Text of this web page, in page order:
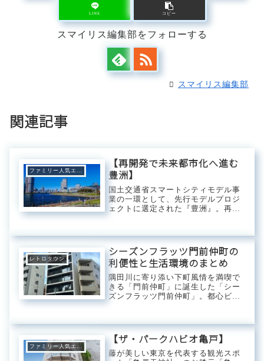
LINE コピー
スマイリス編集部をフォローする
スマイリス編集部
関連記事
ファミリー人気エリア
【再開発で未来都市化へ進む
豊洲】
国土交通省スマートシティモデル事
業の一環として、先行モデルプロジ
ェクトに選定された『豊洲』。再開
み。データを駆使したストレスフリ
ーな交通網やスマートな生活の基盤
となるキャッシュ...
レトロタウン
シーズンフラッツ門前仲町の
利便性と生活環境のまとめ
隅田川に寄り添い下町風情を満喫で
きる「門前仲町」に誕生した「シー
ズンフラッツ門前仲町」。都心ビジ
をメインに渋谷～押上を快適に移動
できる半蔵門線にディズニーリゾー
トへダイレクト...
ファミリー人気エリア
【ザ・パークハビオ亀戸】
藤が美しい東京を代表する観光スポ